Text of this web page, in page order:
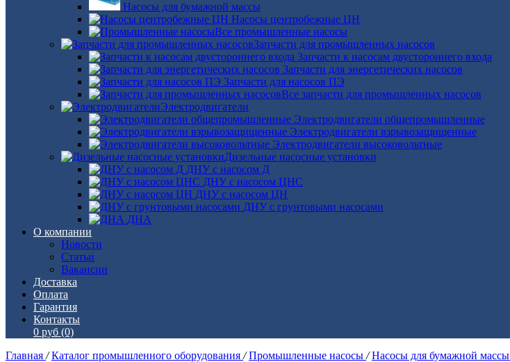
Насосы для бумажной массы
Насосы центробежные ЦН
Все промышленные насосы
Запчасти для промышленных насосов
Запчасти к насосам двустороннего входа
Запчасти для энергетических насосов
Запчасти для насосов ПЭ
Все запчасти для промышленных насосов
Электродвигатели
Электродвигатели общепромышленные
Электродвигатели взрывозащищенные
Электродвигатели высоковольтные
Дизельные насосные установки
ДНУ с насосом Д
ДНУ с насосом ЦНС
ДНУ с насосом ЦН
ДНУ с грунтовыми насосами
ДНА
О компании
Новости
Статьи
Вакансии
Доставка
Оплата
Гарантия
Контакты
0 руб (0)
Главная / Каталог промышленного оборудования / Промышленные насосы / Насосы для бумажной массы